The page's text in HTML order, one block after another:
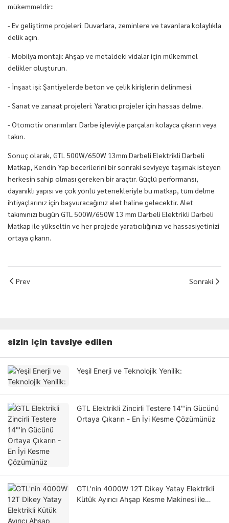
mükemmeldir::
- Ev geliştirme projeleri: Duvarlara, zeminlere ve tavanlara kolaylıkla
delik açın.
- Mobilya montajı: Ahşap ve metaldeki vidalar için mükemmel
delikler oluşturun.
- İnşaat işi: Şantiyelerde beton ve çelik kirişlerin delinmesi.
- Sanat ve zanaat projeleri: Yaratıcı projeler için hassas delme.
- Otomotiv onarımları: Darbe işleviyle parçaları kolayca çıkarın veya
takın.
Sonuç olarak, GTL 500W/650W 13mm Darbeli Elektrikli Darbeli
Matkap, Kendin Yap becerilerini bir sonraki seviyeye taşımak isteyen
herkesin sahip olması gereken bir araçtır. Güçlü performansı,
dayanıklı yapısı ve çok yönlü yetenekleriyle bu matkap, tüm delme
ihtiyaçlarınız için başvuracağınız alet haline gelecektir. Alet
takımınızı bugün GTL 500W/650W 13 mm Darbeli Elektrikli Darbeli
Matkap ile yükseltin ve her projede yaratıcılığınızı ve hassasiyetinizi
ortaya çıkarın.
Prev Sonraki
sizin için tavsiye edilen
Yeşil Enerji ve Teknolojik Yenilik:
GTL Elektrikli Zincirli Testere 14"'in Gücünü
Ortaya Çıkarın - En İyi Kesme Çözümünüz
GTL'nin 4000W 12T Dikey Yatay Elektrikli
Kütük Ayırıcı Ahşap Kesme Makinesi ile